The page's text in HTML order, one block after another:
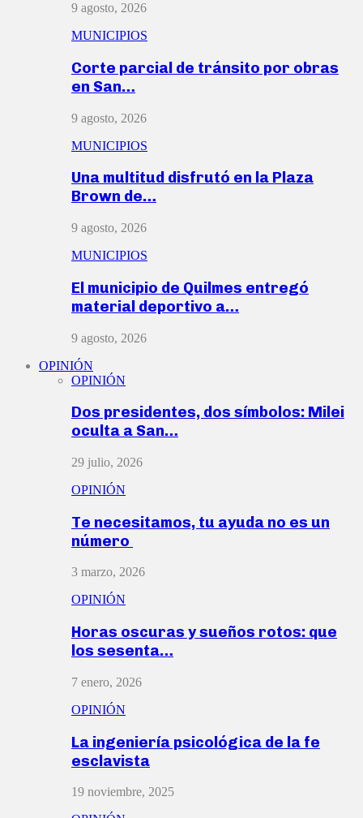
9 agosto, 2026
MUNICIPIOS
Corte parcial de tránsito por obras
en San…
9 agosto, 2026
MUNICIPIOS
Una multitud disfrutó en la Plaza
Brown de…
9 agosto, 2026
MUNICIPIOS
El municipio de Quilmes entregó
material deportivo a…
9 agosto, 2026
OPINIÓN
OPINIÓN
Dos presidentes, dos símbolos: Milei
oculta a San…
29 julio, 2026
OPINIÓN
Te necesitamos, tu ayuda no es un
número
3 marzo, 2026
OPINIÓN
Horas oscuras y sueños rotos: que
los sesenta…
7 enero, 2026
OPINIÓN
La ingeniería psicológica de la fe
esclavista
19 noviembre, 2025